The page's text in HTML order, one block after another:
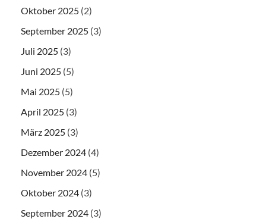
Oktober 2025 (2)
September 2025 (3)
Juli 2025 (3)
Juni 2025 (5)
Mai 2025 (5)
April 2025 (3)
März 2025 (3)
Dezember 2024 (4)
November 2024 (5)
Oktober 2024 (3)
September 2024 (3)